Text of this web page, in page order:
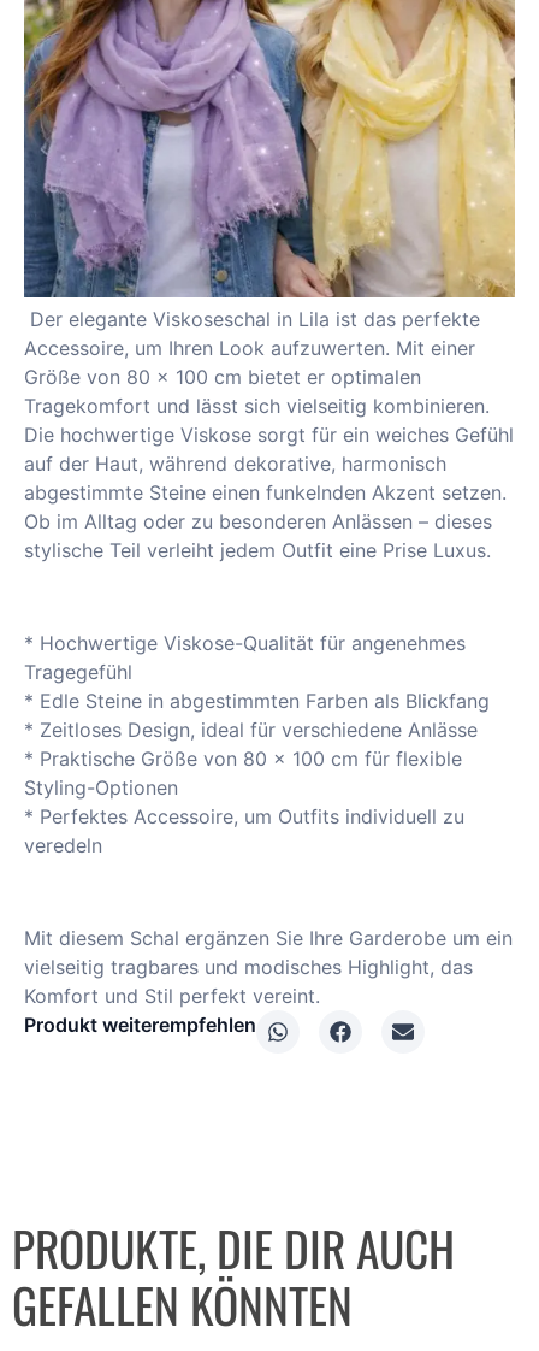
Der elegante Viskoseschal in Lila ist das perfekte
Accessoire, um Ihren Look aufzuwerten. Mit einer
Größe von 80 x 100 cm bietet er optimalen
Tragekomfort und lässt sich vielseitig kombinieren.
Die hochwertige Viskose sorgt für ein weiches Gefühl
auf der Haut, während dekorative, harmonisch
abgestimmte Steine einen funkelnden Akzent setzen.
Ob im Alltag oder zu besonderen Anlässen – dieses
stylische Teil verleiht jedem Outfit eine Prise Luxus.
* Hochwertige Viskose-Qualität für angenehmes
Tragegefühl
* Edle Steine in abgestimmten Farben als Blickfang
* Zeitloses Design, ideal für verschiedene Anlässe
* Praktische Größe von 80 x 100 cm für flexible
Styling-Optionen
* Perfektes Accessoire, um Outfits individuell zu
veredeln
Mit diesem Schal ergänzen Sie Ihre Garderobe um ein
vielseitig tragbares und modisches Highlight, das
Komfort und Stil perfekt vereint.
Produkt weiterempfehlen
PRODUKTE, DIE DIR AUCH
GEFALLEN KÖNNTEN